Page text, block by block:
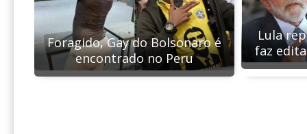
Foragido, Gay do Bolsonaro é
encontrado no Peru
Lula
faz